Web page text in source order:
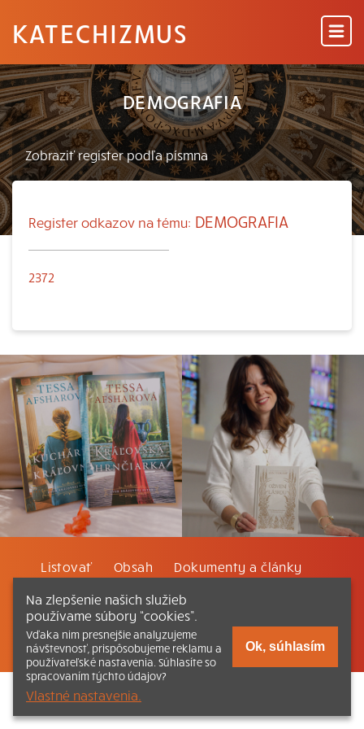
KATECHIZMUS
DEMOGRAFIA
Register odkazov na tému: DEMOGRAFIA
2372
Listovať Obsah Dokumenty a články
Kontakt Tlačená verzia Katechizmu
© 2026 katechizmus.sk |Všetky práva vyhradené
funguje aj vďaka kresťanskému kníhkupectvu Kumran.sk
Na zlepšenie našich služieb
používame súbory “cookies”.
Vďaka nim presnejšie analyzujeme
návštevnosť, prispôsobujeme reklamu a
používateľské nastavenia. Súhlasíte so
spracovaním týchto údajov?
Vlastné nastavenia.
Ok, súhlasím